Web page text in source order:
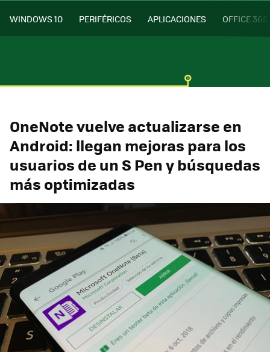
WINDOWS 10 PERIFÉRICOS APLICACIONES OFFICE 365
OneNote vuelve actualizarse en
Android: llegan mejoras para los
usuarios de un S Pen y búsquedas
más optimizadas